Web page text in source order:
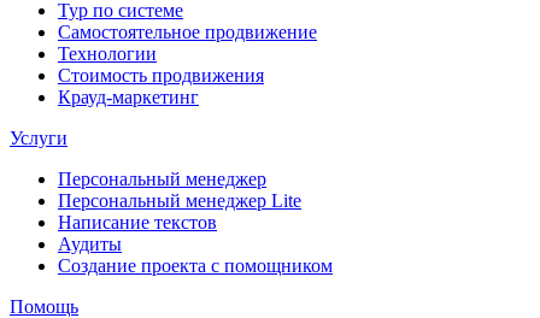
Тур по системе
Самостоятельное продвижение
Технологии
Стоимость продвижения
Крауд-маркетинг
Услуги
Персональный менеджер
Персональный менеджер Lite
Написание текстов
Аудиты
Создание проекта с помощником
Помощь